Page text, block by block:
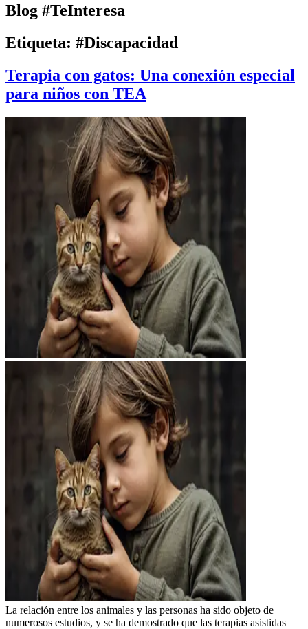
Blog #TeInteresa
Etiqueta: #Discapacidad
Terapia con gatos: Una conexión especial
para niños con TEA
La relación entre los animales y las personas ha sido objeto de
numerosos estudios, y se ha demostrado que las terapias asistidas